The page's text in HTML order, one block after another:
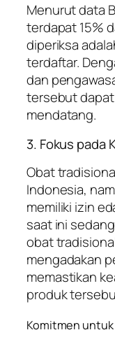
Menurut data
terdapat 15%
diperiksa
terdaftar.
dan
tersebut
mendatang.
3. Fokus pada
Obat
Indonesia,
memiliki izin
saat ini
obat
mengadakan
memastikan
produk
Komitmen untuk